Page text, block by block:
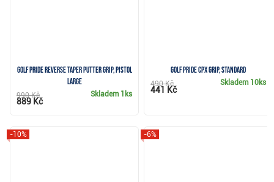
Golf Pride Reverse Taper putter grip, Pistol
Large
Skladem 1ks
990 Kč
889 Kč
Golf Pride CPx grip, Standard
Skladem 10ks
490 Kč
441 Kč
-10% -6%